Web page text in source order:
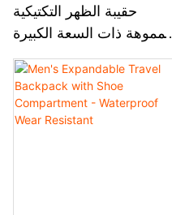
حقيبة الظهر التكتيكية
المموهة ذات السعة الكبيرة
، حقيبة رياضة رياضية في
الهواء الطلق ، حقيبة تحمل
على الظهر للخروج